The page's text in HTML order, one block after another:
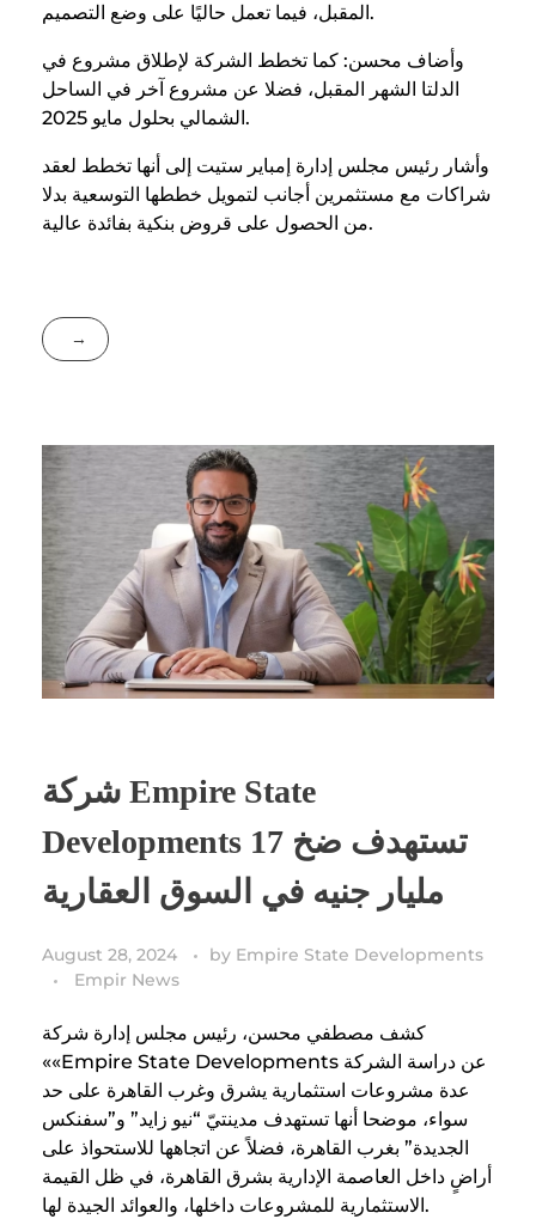
المقبل، فيما تعمل حاليًا على وضع التصميم.
وأضاف محسن: كما تخطط الشركة لإطلاق مشروع في
الدلتا الشهر المقبل، فضلا عن مشروع آخر في الساحل
الشمالي بحلول مايو 2025.
وأشار رئيس مجلس إدارة إمباير ستيت إلى أنها تخطط لعقد
شراكات مع مستثمرين أجانب لتمويل خططها التوسعية بدلا
من الحصول على قروض بنكية بفائدة عالية.
شركة Empire State
Developments تستهدف ضخ 17
August 28, 2024 by Empire State Developments
Empir News
كشف مصطفي محسن، رئيس مجلس إدارة شركة
««Empire State Developments عن دراسة الشركة
عدة مشروعات استثمارية يشرق وغرب القاهرة على حد
سواء، موضحا أنها تستهدف مدينتيّ “نيو زايد” و”سفنكس
الجديدة” بغرب القاهرة، فضلاً عن اتجاهها للاستحواذ على
أراضٍ داخل العاصمة الإدارية بشرق القاهرة، في ظل القيمة
الاستثمارية للمشروعات داخلها، والعوائد الجيدة لها.